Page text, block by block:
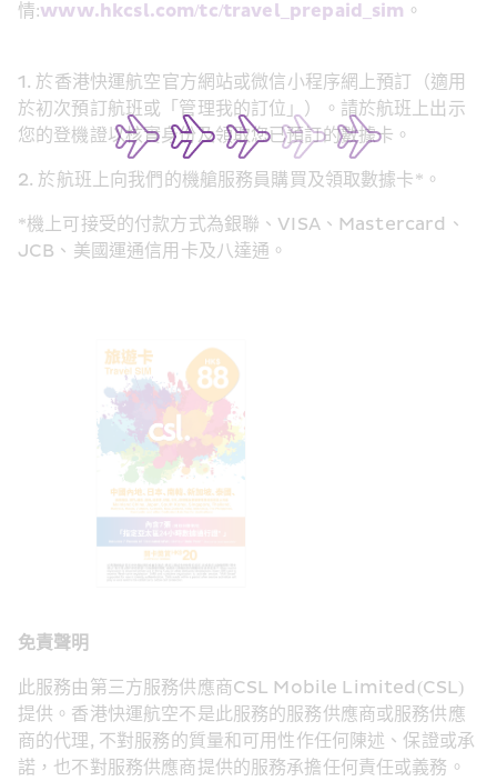
情:www.hkcsl.com/tc/travel_prepaid_sim 。
1. 於香港快運航空官方網站或微信小程序網上預訂（適用
於初次預訂航班或「管理我的訂位」）。請於航班上出示
您的登機證以核實身份及領取您已預訂的數據卡。
2. 於航班上向我們的機艙服務員購買及領取數據卡*。
*機上可接受的付款方式為銀聯、VISA、Mastercard、
JCB、美國運通信用卡及八達通。
免責聲明
此服務由第三方服務供應商CSL Mobile Limited(CSL)
提供。香港快運航空不是此服務的服務供應商或服務供應
商的代理, 不對服務的質量和可用性作任何陳述、保證或承
諾，也不對服務供應商提供的服務承擔任何責任或義務。